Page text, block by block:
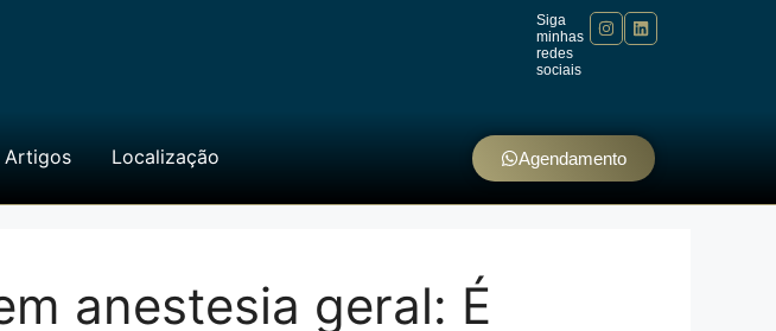
Siga
minhas
redes
sociais
Artigos Localização Agendamento
anestesia geral: É